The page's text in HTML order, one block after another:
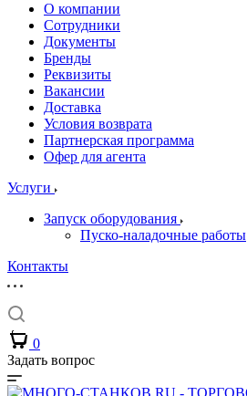
О компании
Сотрудники
Документы
Бренды
Реквизиты
Вакансии
Доставка
Условия возврата
Партнерская программа
Офер для агента
Услуги
Запуск оборудования
Пуско-наладочные работы
Контакты
0
Задать вопрос